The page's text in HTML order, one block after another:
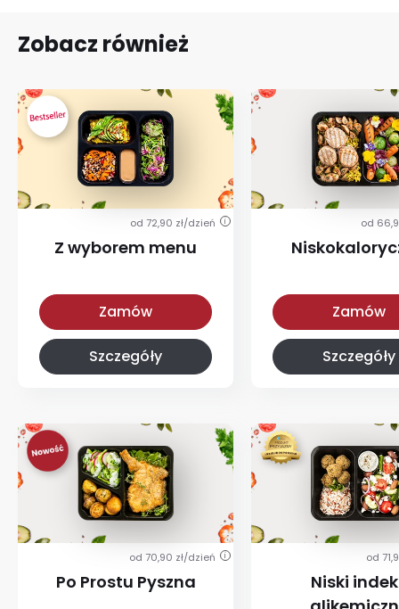
Zobacz również
od 72,90 zł/dzień i
Z wyborem menu
Zamów
Szczegóły
od 70,90 zł/dzień i
Po Prostu Pyszna
od
Zamów
Szczegóły
od
Niski